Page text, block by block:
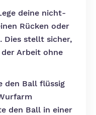
deine nicht-
Rücken oder
Dies stellt sicher,
der Arbeit ohne
den Ball flüssig
den Ball in einer